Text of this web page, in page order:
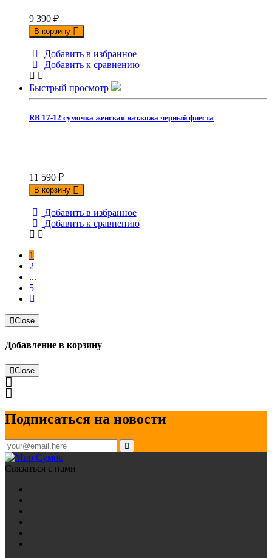
9 390 ₽
В корзину
Добавить в избранное
Добавить к сравнению
Быстрый просмотр
RB 17-12 сумочка женская нат.кожа черный фиеста
11 590 ₽
В корзину
Добавить в избранное
Добавить к сравнению
1
2
...
5
Close
Добавление в корзину
Close
Подписаться на новости
Связаться с нами